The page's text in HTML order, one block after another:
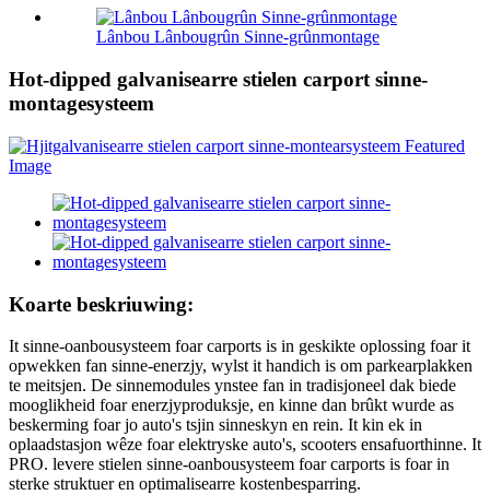
Lânbou Lânbougrûn Sinne-grûnmontage
Hot-dipped galvanisearre stielen carport sinne-
montagesysteem
Koarte beskriuwing:
It sinne-oanbousysteem foar carports is in geskikte oplossing foar it
opwekken fan sinne-enerzjy, wylst it handich is om parkearplakken
te meitsjen. De sinnemodules ynstee fan in tradisjoneel dak biede
mooglikheid foar enerzjyproduksje, en kinne dan brûkt wurde as
beskerming foar jo auto's tsjin sinneskyn en rein. It kin ek in
oplaadstasjon wêze foar elektryske auto's, scooters ensafuorthinne. It
PRO. levere stielen sinne-oanbousysteem foar carports is foar in
sterke struktuer en optimalisearre kostenbesparring.